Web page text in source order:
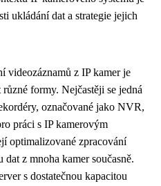
ukládání dat a strategie jejich
videozáznamů z IP kamer je
formy. Nejčastěji se jedná
označované jako NVR,
práci s IP kamerovým
optimalizované zpracování
z mnoha kamer současně.
s dostatečnou kapacitou